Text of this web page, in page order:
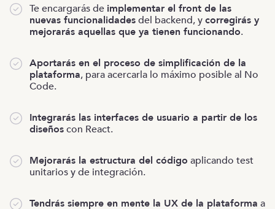
Te encargarás de implementar el front de las
nuevas funcionalidadesdel backend, ycorregirás y
mejorarás aquellas que ya tienen funcionando.
Aportarás en el proceso de simplificación de la
plataforma, para acercarla lo máximo posible al No
Code.
Integrarás las interfaces de usuario a partir de los
diseñoscon React.
Mejorarás la estructura del código aplicando test
unitarios y de integración.
Tendrás siempre en mente la UX de la plataforma a